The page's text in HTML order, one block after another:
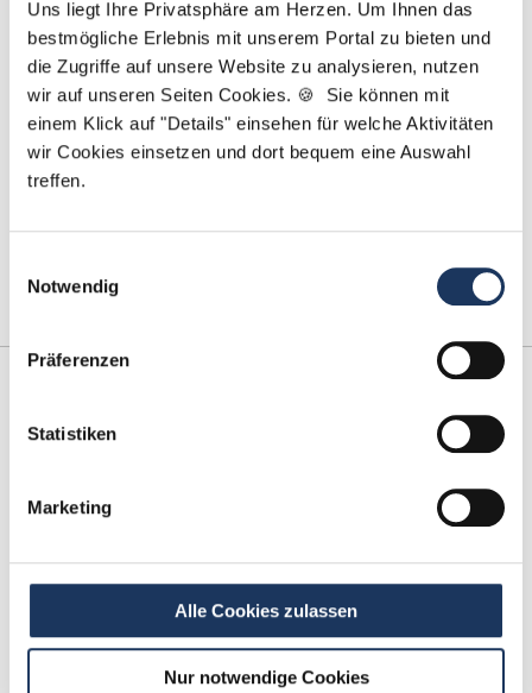
Uns liegt Ihre Privatsphäre am Herzen. Um Ihnen das
bestmögliche Erlebnis mit unserem Portal zu bieten und
die Zugriffe auf unsere Website zu analysieren, nutzen
wir auf unseren Seiten Cookies. 🍪 Sie können mit
einem Klick auf "Details" einsehen für welche Aktivitäten
wir Cookies einsetzen und dort bequem eine Auswahl
treffen.
Notwendig
Präferenzen
Statistiken
Marketing
Alle Cookies zulassen
Nur notwendige Cookies
Die beliebtesten Fachgebiete in der Zahnmedizin
von Jennifer Schulte-Tickmann
Innerhalb der Zahnheilkunde gibt es zahlreiche …